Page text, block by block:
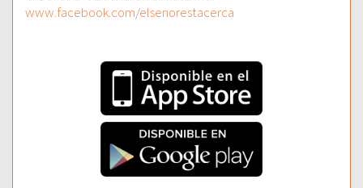
www.facebook.com/elsenorestacerca